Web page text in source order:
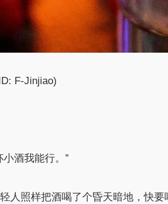
F-Jinjiao)
酒我能行。”
人照样把酒喝了个昏天暗地，快要